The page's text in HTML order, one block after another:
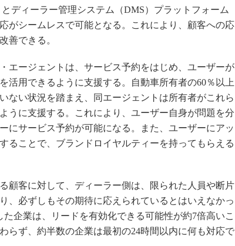
メイドインジャパン
植物工場
海外生産
グローバル設計・開発
制御セキュリティ
新型コロナへの対応
ディーラー管理システム（DMS）プラットフォーム
がシームレスで可能となる。これにより、顧客への応
善できる。
エージェントは、サービス予約をはじめ、ユーザーが
活用できるように支援する。自動車所有者の60％以上
ない状況を踏まえ、同エージェントは所有者がこれら
うに支援する。これにより、ユーザー自身が問題を分
にサービス予約が可能になる。また、ユーザーにアッ
ることで、ブランドロイヤルティーを持ってもらえる
顧客に対して、ディーラー側は、限られた人員や断片
、必ずしもその期待に応えられているとはいえなかっ
企業は、リードを有効化できる可能性が約7倍高いこ
らず、約半数の企業は最初の24時間以内に何も対応で